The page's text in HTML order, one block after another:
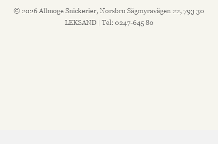
© 2026 Allmoge Snickerier, Norsbro Sågmyravägen 22, 793 30
LEKSAND | Tel: 0247-645 80